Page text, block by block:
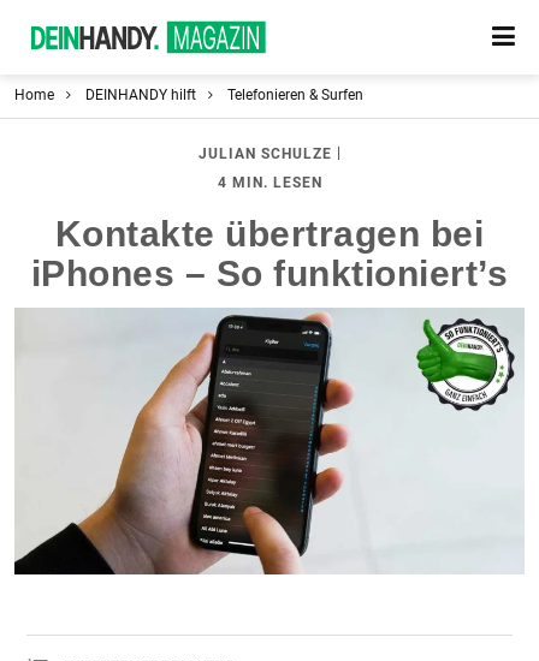
Home DEINHANDY hilft Telefonieren & Surfen
JULIAN SCHULZE
4 MIN. LESEN
Kontakte übertragen bei
iPhones – So funktioniert’s